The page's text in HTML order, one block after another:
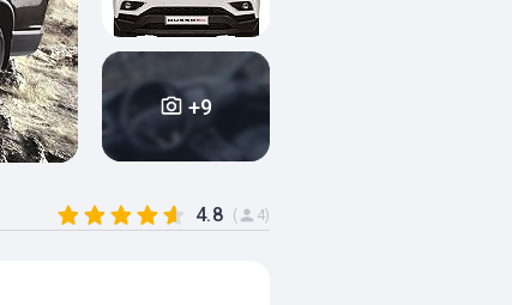
+9
4.8 ( 4)